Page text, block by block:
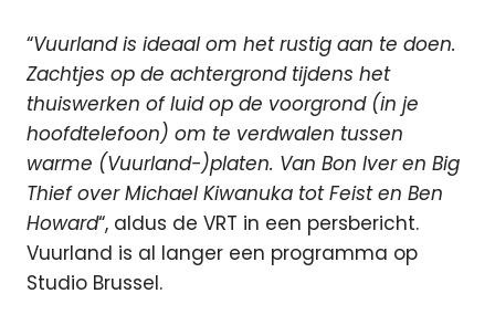
“Vuurland is ideaal om het rustig aan te doen.
Zachtjes op de achtergrond tijdens het
thuiswerken of luid op de voorgrond (in je
hoofdtelefoon) om te verdwalen tussen
warme (Vuurland-)platen. Van Bon Iver en Big
Thief over Michael Kiwanuka tot Feist en Ben
Howard“, aldus de VRT in een persbericht.
Vuurland is al langer een programma op
Studio Brussel.